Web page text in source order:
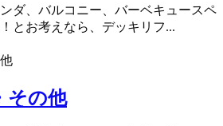
ダ、バルコニー、バーベキュースペ
とお考えなら、デッキリフ...
その他